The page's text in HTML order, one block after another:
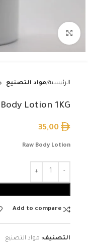
الرئيسية مواد التصنيع
Body Lotion 1KG
35,00
Raw Body Lotion
Add to compare
التصنيف: مواد التصنيع